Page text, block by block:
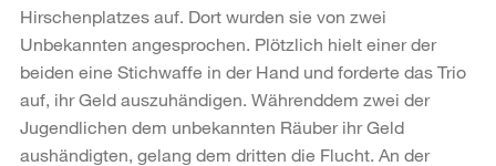
Hirschenplatzes auf. Dort wurden sie von zwei
Unbekannten angesprochen. Plötzlich hielt einer der
beiden eine Stichwaffe in der Hand und forderte das Trio
auf, ihr Geld auszuhändigen. Währenddem zwei der
Jugendlichen dem unbekannten Räuber ihr Geld
aushändigten, gelang dem dritten die Flucht. An der